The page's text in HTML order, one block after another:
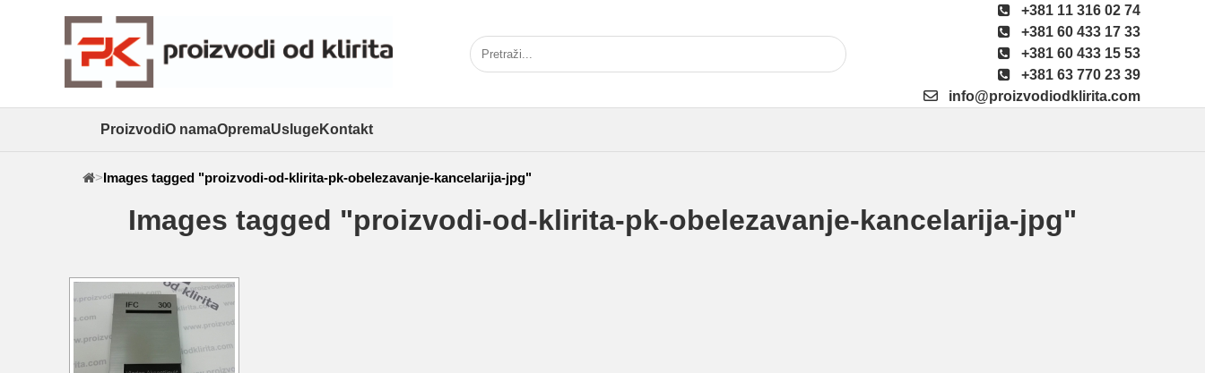
+381 11 316 02 74
+381 60 433 17 33
+381 60 433 15 53
+381 63 770 23 39
info@proizvodiodklirita.com
ProizvodiO namaOpremaUslugeKontakt
>Images tagged "proizvodi-od-klirita-pk-obelezavanje-kancelarija-jpg"
Images tagged "proizvodi-od-klirita-pk-obelezavanje-kancelarija-jpg"